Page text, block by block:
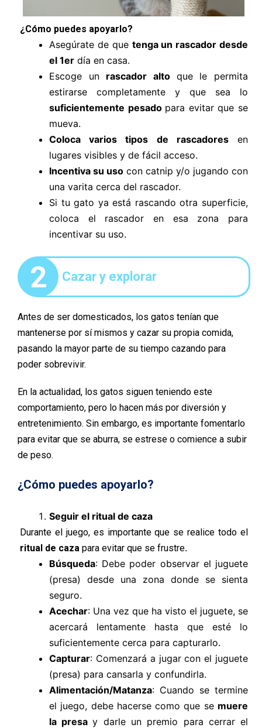
¿Cómo puedes apoyarlo?
Asegúrate de que tenga un rascador desde
el 1erdía en casa.
Escoge un rascador alto que le permita
estirarse completamente y que sea lo
suficientemente pesado para evitar que se
mueva.
Coloca varios tipos de rascadoresen
lugares visibles y de fácil acceso.
Incentiva su uso con catnip y/o jugando con
una varita cerca del rascador.
Si tu gato ya está rascando otra superficie,
coloca el rascador en esa zona para
incentivar su uso.
2 Cazar y explorar
Antes de ser domesticados, los gatos tenían que
mantenerse por sí mismos y cazar su propia comida,
pasando la mayor parte de su tiempo cazando para
poder sobrevivir.
En la actualidad, los gatos siguen teniendo este
comportamiento, pero lo hacen más por diversión y
entretenimiento. Sin embargo, es importante fomentarlo
para evitar que se aburra, se estrese o comience a subir
de peso.
¿Cómo puedes apoyarlo?
Seguir el ritual de caza
Durante el juego, es importante que se realice todo el
ritual de caza para evitar que se frustre.
Búsqueda: Debe poder observar el juguete
(presa) desde una zona donde se sienta
seguro.
Acechar: Una vez que ha visto el juguete, se
acercará lentamente hasta que esté lo
suficientemente cerca para capturarlo.
Capturar: Comenzará a jugar con el juguete
(presa) para cansarla y confundirla.
Alimentación/Matanza: Cuando se termine
el juego, debe hacerse como que se muere
la presay darle un premio para cerrar el